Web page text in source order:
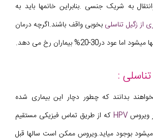
به شریک جنسی .بنابراین خانمها باید به
از زگیل تناسلی بخوبی واقف باشند.اگرچه درمان
در30-20% بیماران رخ می دهد.
تناسلی :
بدانند که چطور دچار این بیماری شده
ویروسHPV که از طریق تماس فیزیکی مستقیم
بوجود میاید.ویروس ممکن است سالها قبل